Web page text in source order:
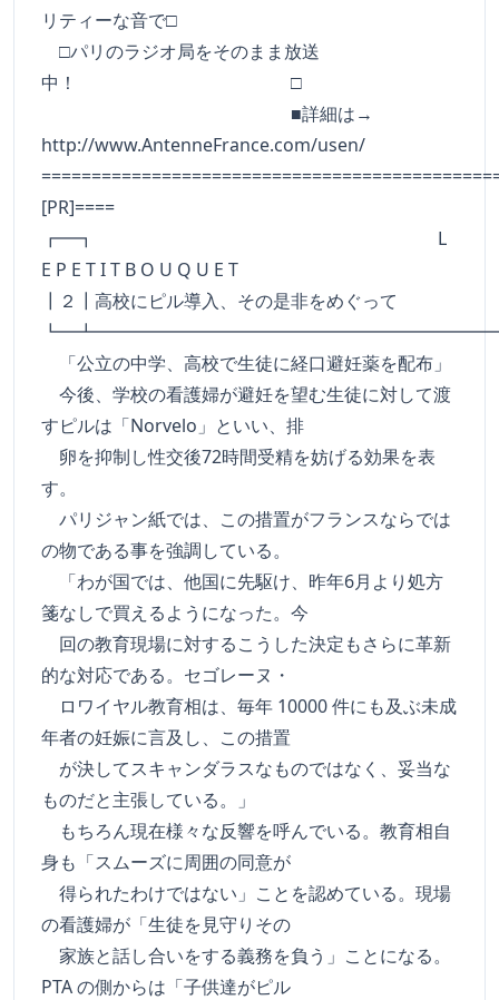
リティーな音で□
□パリのラジオ局をそのまま放送
中！ □
■詳細は→
http://www.AntenneFrance.com/usen/
[PR]====
┏━┓ L
E P E T I T B O U Q U E T
┃２┃高校にピル導入、その是非をめぐって
「公立の中学、高校で生徒に経口避妊薬を配布」
今後、学校の看護婦が避妊を望む生徒に対して渡
すピルは「Norvelo」といい、排
卵を抑制し性交後72時間受精を妨げる効果を表
す。
パリジャン紙では、この措置がフランスならでは
の物である事を強調している。
「わが国では、他国に先駆け、昨年6月より処方
箋なしで買えるようになった。今
回の教育現場に対するこうした決定もさらに革新
的な対応である。セゴレーヌ・
ロワイヤル教育相は、毎年 10000 件にも及ぶ未成
年者の妊娠に言及し、この措置
が決してスキャンダラスなものではなく、妥当な
ものだと主張している。」
もちろん現在様々な反響を呼んでいる。教育相自
身も「スムーズに周囲の同意が
得られたわけではない」ことを認めている。現場
の看護婦が「生徒を見守りその
家族と話し合いをする義務を負う」ことになる。
PTA の側からは「子供達がピル